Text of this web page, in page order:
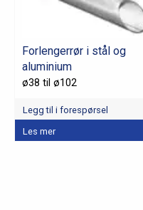
på
produktsiden
Forlengerrør i stål og
aluminium
ø38 til ø102
Legg til i forespørsel
Les mer